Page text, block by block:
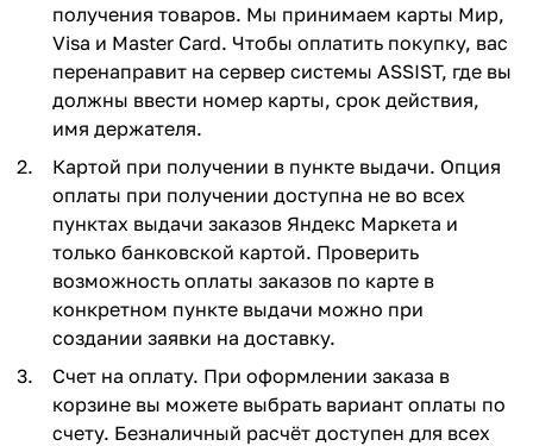
получения товаров. Мы принимаем карты Мир,
Visa и Master Card. Чтобы оплатить покупку, вас
перенаправит на сервер системы ASSIST, где вы
должны ввести номер карты, срок действия,
имя держателя.
Картой при получении в пункте выдачи. Опция
оплаты при получении доступна не во всех
пунктах выдачи заказов Яндекс Маркета и
только банковской картой. Проверить
возможность оплаты заказов по карте в
конкретном пункте выдачи можно при
создании заявки на доставку.
Счет на оплату. При оформлении заказа в
корзине вы можете выбрать вариант оплаты по
счету. Безналичный расчёт доступен для всех